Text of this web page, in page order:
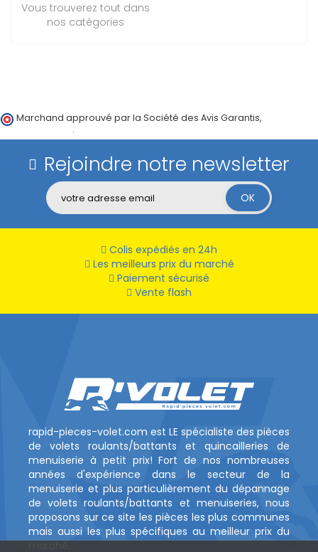
Vous trouverez tout dans
nos catégories
Marchand approuvé par la Société des Avis Garantis,
.
Rejoindre notre newsletter
Colis expédiés en 24h
Les meilleurs prix du marché
Paiement sécurisé
Vente flash
rapid-pieces-volet.com est LE spécialiste des pièces
de volets roulants/battants et quincailleries de
menuiserie à petit prix! Fort de nos nombreuses
années d'expérience dans le secteur de la
menuiserie et plus particulièrement du dépannage
de volets roulants/battants et menuiseries, nous
proposons sur ce site les pièces les plus communes
mais aussi les plus spécifiques au meilleur prix du
marché.